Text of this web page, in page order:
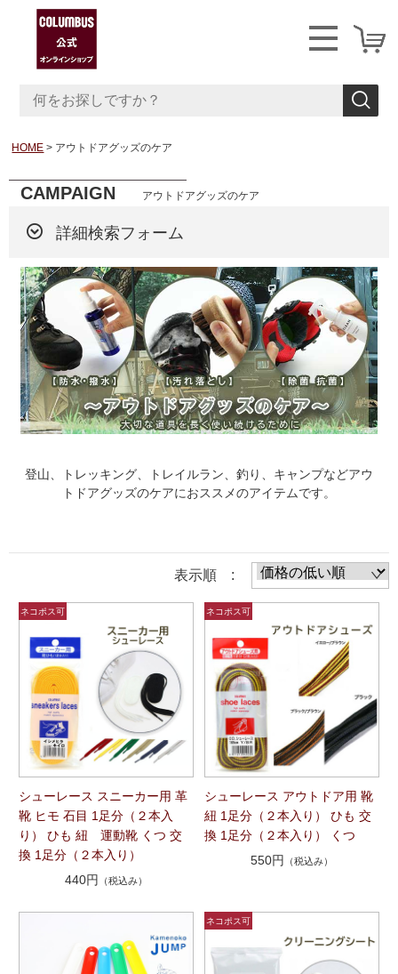
HOME アウトドアグッズのケア
CAMPAIGN アウトドアグッズのケア
詳細検索フォーム
登山、トレッキング、トレイルラン、釣り、キャンプなどアウ
トドアグッズのケアにおススメのアイテムです。
表示順 :
シューレース スニーカー用 革
靴 ヒモ 石目 1足分（２本入
り） ひも 紐 運動靴 くつ 交
換 1足分（２本入り）
440円
（税込み）
シューレース アウトドア用 靴
紐 1足分（２本入り） ひも 交
換 1足分（２本入り） くつ
550円
（税込み）